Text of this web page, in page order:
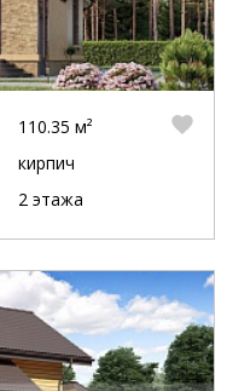
110.35 м²
кирпич
2 этажа